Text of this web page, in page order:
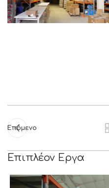
Επόμενο
Επιπλέον Εργα